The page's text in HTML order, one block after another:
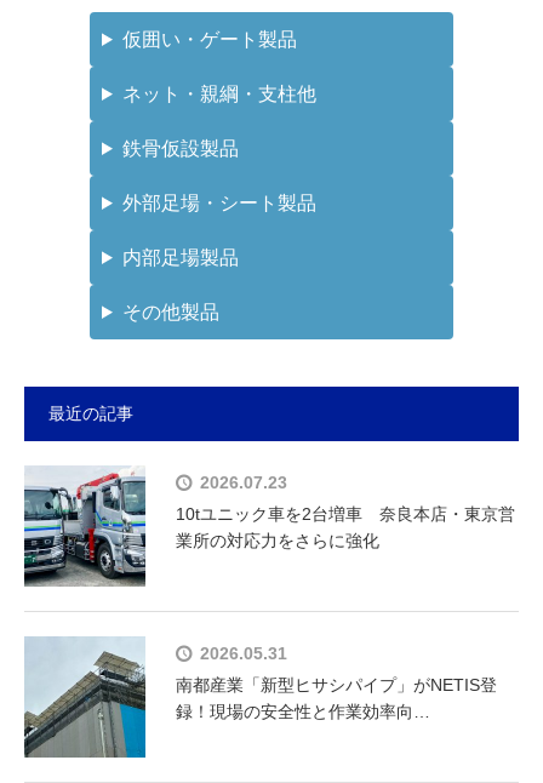
仮囲い・ゲート製品
ネット・親綱・支柱他
鉄骨仮設製品
外部足場・シート製品
内部足場製品
その他製品
最近の記事
2026.07.23
10tユニック車を2台増車 奈良本店・東京営
業所の対応力をさらに強化
2026.05.31
南都産業「新型ヒサシパイプ」がNETIS登
録！現場の安全性と作業効率向…